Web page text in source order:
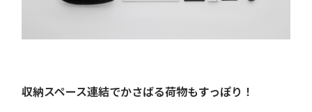
収納スペース連結でかさばる荷物もすっぽり！